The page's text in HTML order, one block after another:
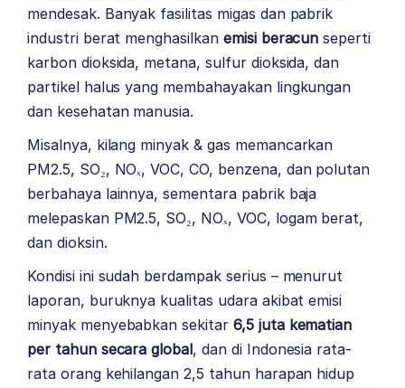
mendesak. Banyak fasilitas migas dan pabrik
industri berat menghasilkan emisi beracun seperti
karbon dioksida, metana, sulfur dioksida, dan
partikel halus yang membahayakan lingkungan
dan kesehatan manusia.
Misalnya, kilang minyak & gas memancarkan
PM2.5, SO₂, NOₓ, VOC, CO, benzena, dan polutan
berbahaya lainnya, sementara pabrik baja
melepaskan PM2.5, SO₂, NOₓ, VOC, logam berat,
dan dioksin.
Kondisi ini sudah berdampak serius – menurut
laporan, buruknya kualitas udara akibat emisi
minyak menyebabkan sekitar 6,5 juta kematian
per tahun secara global, dan di Indonesia rata-
rata orang kehilangan 2,5 tahun harapan hidup